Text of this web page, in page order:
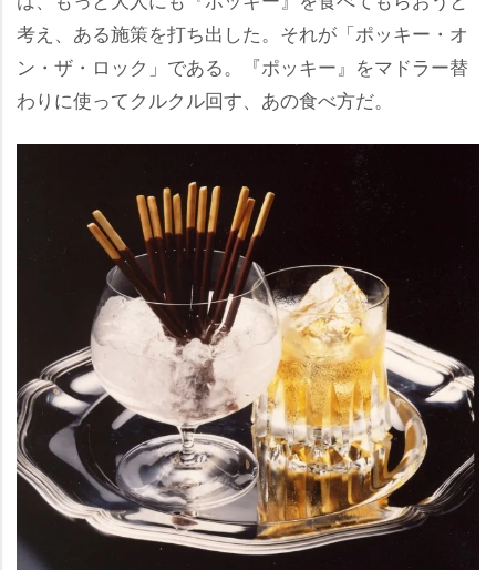
考え、ある施策を打ち出した。それが「ポッキー・オ
ン・ザ・ロック」である。『ポッキー』をマドラー替
わりに使ってクルクル回す、あの食べ方だ。